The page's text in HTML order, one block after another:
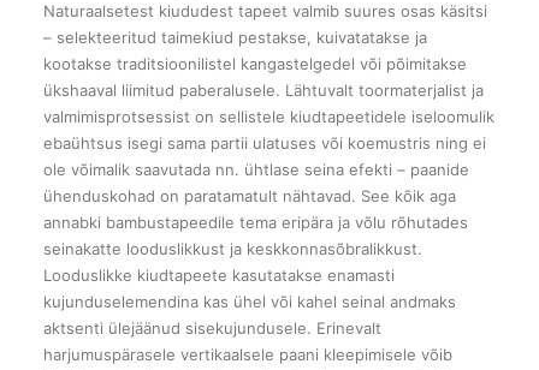
Naturaalsetest kiududest tapeet valmib suures osas käsitsi
– selekteeritud taimekiud pestakse, kuivatatakse ja
kootakse traditsioonilistel kangastelgedel või põimitakse
ükshaaval liimitud paberalusele. Lähtuvalt toormaterjalist ja
valmimisprotsessist on sellistele kiudtapeetidele iseloomulik
ebaühtsus isegi sama partii ulatuses või koemustris ning ei
ole võimalik saavutada nn. ühtlase seina efekti – paanide
ühenduskohad on paratamatult nähtavad. See kõik aga
annabki bambustapeedile tema eripära ja võlu rõhutades
seinakatte looduslikkust ja keskkonnasõbralikkust.
Looduslikke kiudtapeete kasutatakse enamasti
kujunduselemendina kas ühel või kahel seinal andmaks
aktsenti ülejäänud sisekujundusele. Erinevalt
harjumuspärasele vertikaalsele paani kleepimisele võib